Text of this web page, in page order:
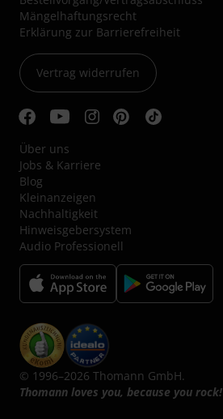
Mängelhaftungsrecht
Erklärung zur Barrierefreiheit
Vertrag widerrufen
Über uns
Jobs & Karriere
Blog
Kleinanzeigen
Nachhaltigkeit
Hinweisgebersystem
Audio Professionell
© 1996–2026 Thomann GmbH.
Thomann loves you, because you rock!